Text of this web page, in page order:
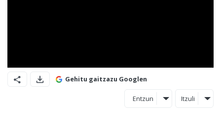
Gehitu gaitzazu Googlen
Entzun Itzuli